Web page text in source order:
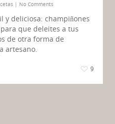
| No Comments
y deliciosa: champiñones
que deleites a tus
de otra forma de
artesano.
9